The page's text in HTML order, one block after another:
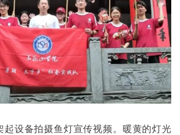
起设备拍摄鱼灯宣传视频。暖黄的灯光